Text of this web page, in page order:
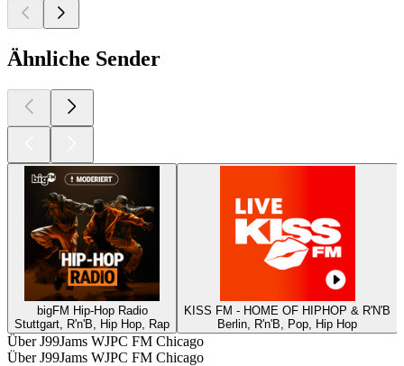
Ähnliche Sender
bigFM Hip-Hop Radio
Stuttgart, R'n'B, Hip Hop, Rap
KISS FM - HOME OF HIPHOP & R'N'B
Berlin, R'n'B, Pop, Hip Hop
Über J99Jams WJPC FM Chicago
Über J99Jams WJPC FM Chicago